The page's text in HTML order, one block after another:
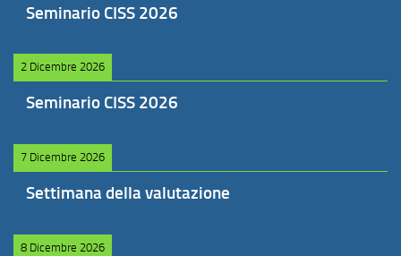
Seminario CISS 2026
2 Dicembre 2026
Seminario CISS 2026
7 Dicembre 2026
Settimana della valutazione
8 Dicembre 2026